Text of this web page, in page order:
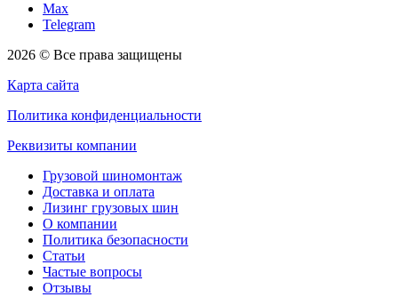
Max
Telegram
2026 © Все права защищены
Карта сайта
Политика конфиденциальности
Реквизиты компании
Грузовой шиномонтаж
Доставка и оплата
Лизинг грузовых шин
О компании
Политика безопасности
Статьи
Частые вопросы
Отзывы